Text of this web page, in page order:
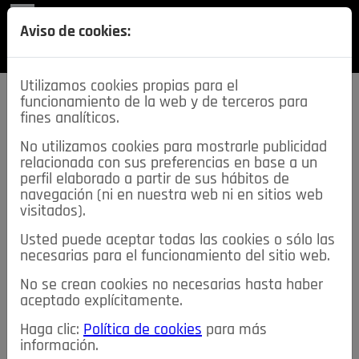
SECCIONES
descarga esta
REVISTA
≡NOTICIAS
NOTICIAS SERVICIOS DE INTERÉS
TABLÓN DE ANUNCIOS MIS ANUNCIOS CONTACTO
NOSOTROS
Aviso de cookies:
Utilizamos cookies propias para el
funcionamiento de la web y de terceros para
fines analíticos.
No utilizamos cookies para mostrarle publicidad
relacionada con sus preferencias en base a un
perfil elaborado a partir de sus hábitos de
navegación (ni en nuestra web ni en sitios web
visitados).
Usted puede aceptar todas las cookies o sólo las
necesarias para el funcionamiento del sitio web.
No se crean cookies no necesarias hasta haber
aceptado explícitamente.
Haga clic: Política de cookies para más
información.